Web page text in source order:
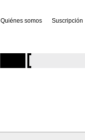
Quiénes somos Suscripción